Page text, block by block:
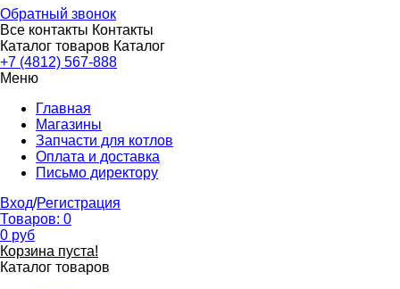
Обратный звонок
Все контакты Контакты
Каталог товаров Каталог
+7 (4812) 567-888
Меню
Главная
Магазины
Запчасти для котлов
Оплата и доставка
Письмо директору
Вход/Регистрация
Товаров: 0
0 руб
Корзина пуста!
Каталог товаров